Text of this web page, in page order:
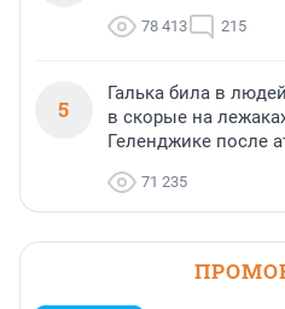
78 413 215
5
Галька била в
в скорые на
Геленджике после
71 235